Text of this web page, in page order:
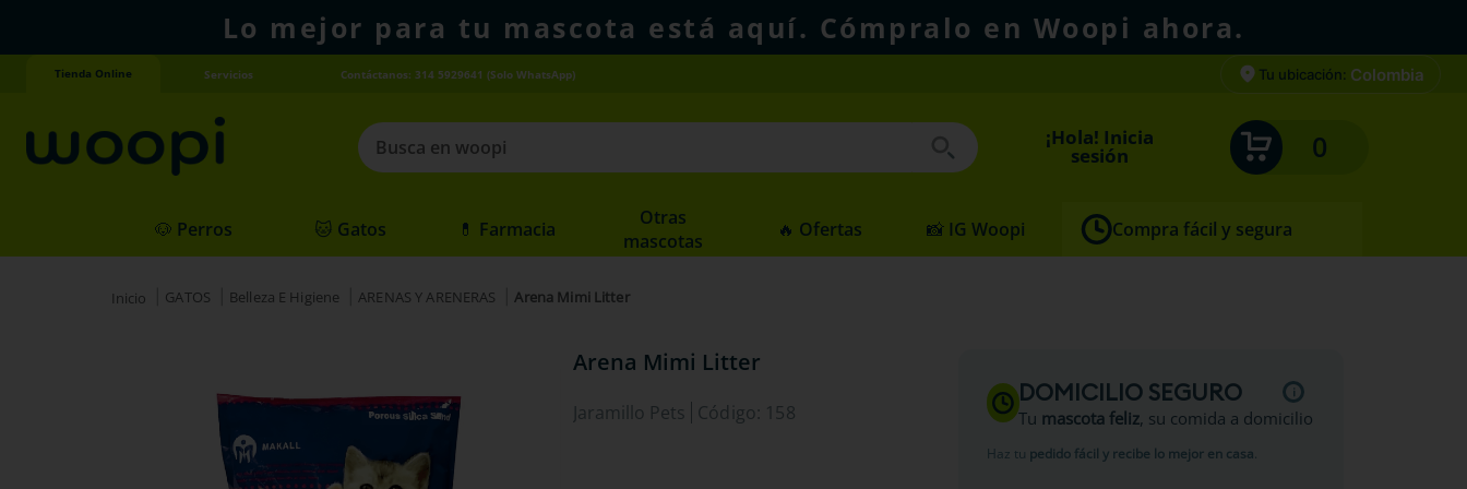
Lo mejor para tu mascota está aquí. Cómpralo en Woopi ahora.
Tienda Online Servicios Contáctanos: 314 5929641 (Solo WhatsApp) Tu ubicación: Colombia
Busca en woopi
1
agility gold
¡Hola! Inicia
sesión 0
🐶 Perros 🐱 Gatos 💊 Farmacia
Otras
mascotas
🔥 Ofertas 📸 IG Woopi Compra fácil y segura
GATOS Belleza E Higiene ARENAS Y ARENERAS Arena Mimi Litter
Arena Mimi Litter
Jaramillo Pets Código: 158
DOMICILIO SEGURO
Tu mascota feliz, su comida a domicilio
Haz tu pedido fácil y recibe lo mejor en casa